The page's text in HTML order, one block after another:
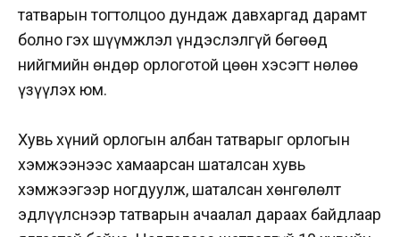
татварын тогтолцоо дундаж давхаргад дарамт
болно гэх шүүмжлэл үндэслэлгүй бөгөөд
нийгмийн өндөр орлоготой цөөн хэсэгт нөлөө
үзүүлэх юм.
Хувь хүний орлогын албан татварыг орлогын
хэмжээнээс хамаарсан шаталсан хувь
хэмжээгээр ногдуулж, шаталсан хөнгөлөлт
эдлүүлснээр татварын ачаалал дараах байдлаар